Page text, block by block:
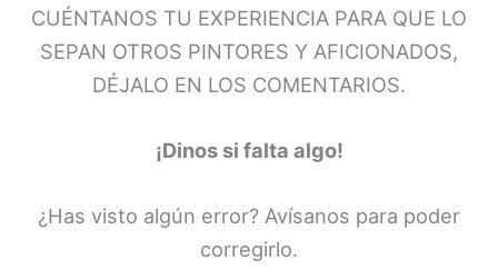
CUÉNTANOS TU EXPERIENCIA PARA QUE LO
SEPAN OTROS PINTORES Y AFICIONADOS,
DÉJALO EN LOS COMENTARIOS.
¡Dinos si falta algo!
¿Has visto algún error? Avísanos para poder
corregirlo.